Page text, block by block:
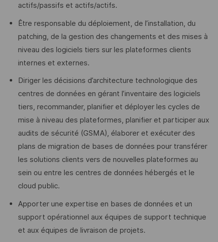
actifs/passifs et actifs/actifs.
Être responsable du déploiement, de l’installation, du
patching, de la gestion des changements et des mises à
niveau des logiciels tiers sur les plateformes clients
internes et externes.
Diriger les décisions d’architecture technologique des
centres de données en gérant l’inventaire des logiciels
tiers, recommander, planifier et déployer les cycles de
mise à niveau des plateformes, planifier et participer aux
audits de sécurité (GSMA), élaborer et exécuter des
plans de migration de bases de données pour transférer
les solutions clients vers de nouvelles plateformes au
sein ou entre les centres de données hébergés et le
cloud public.
Apporter une expertise en bases de données et un
support opérationnel aux équipes de support technique
et aux équipes de livraison de projets.